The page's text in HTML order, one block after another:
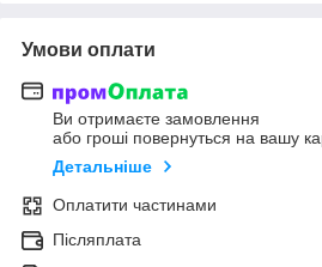
Умови оплати
Ви отримаєте замовлення
або гроші повернуться на вашу
Детальніше
Оплатити частинами
Післяплата